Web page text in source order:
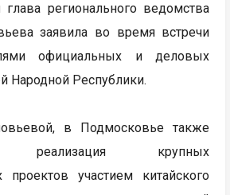
регионального ведомства
заявила во время встречи
официальных и деловых
Народной Республики.
в Подмосковье также
реализация крупных
проектов участием китайского